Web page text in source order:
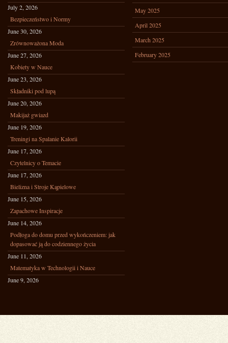
July 2, 2026
Bezpieczeństwo i Normy
June 30, 2026
Zrównoważona Moda
June 27, 2026
Kobiety w Nauce
June 23, 2026
Składniki pod lupą
June 20, 2026
Makijaż gwiazd
June 19, 2026
Treningi na Spalanie Kalorii
June 17, 2026
Czytelnicy o Temacie
June 17, 2026
Bielizna i Stroje Kąpielowe
June 15, 2026
Zapachowe Inspiracje
June 14, 2026
Podłoga do domu przed wykończeniem: jak
dopasować ją do codziennego życia
June 11, 2026
Matematyka w Technologii i Nauce
June 9, 2026
May 2025
April 2025
March 2025
February 2025